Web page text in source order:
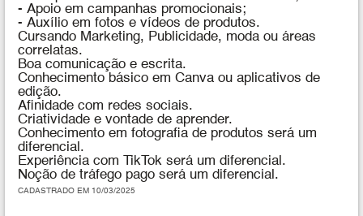
- Apoio em campanhas promocionais;
- Auxílio em fotos e vídeos de produtos.
Cursando Marketing, Publicidade, moda ou áreas
correlatas.
Boa comunicação e escrita.
Conhecimento básico em Canva ou aplicativos de
edição.
Afinidade com redes sociais.
Criatividade e vontade de aprender.
Conhecimento em fotografia de produtos será um
diferencial.
Experiência com TikTok será um diferencial.
Noção de tráfego pago será um diferencial.
CADASTRADO EM 10/03/2025